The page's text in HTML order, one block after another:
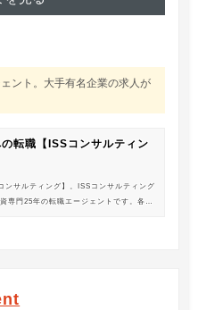
ント。大手有名企業の求人が
転職【ISSコンサルティン
ンサルティング】。ISSコンサルティング
専門25年の転職エージェントです。各業